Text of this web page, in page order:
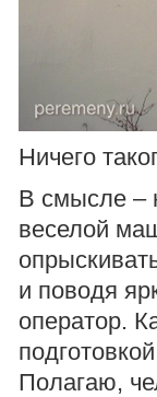
Ничего
В смысле –
веселой
и поводя
оператор.
Полагаю,